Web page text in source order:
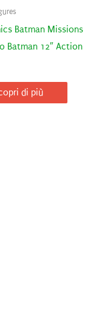
Batman Missions
Batman 12″ Action
di più